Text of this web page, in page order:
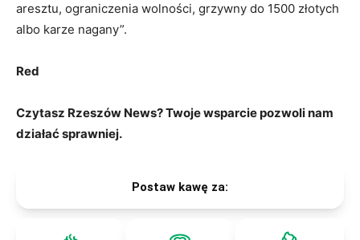
aresztu, ograniczenia wolności, grzywny do 1500 złotych
albo karze nagany”.
Red
Czytasz Rzeszów News? Twoje wsparcie pozwoli nam
działać sprawniej.
Postaw kawę za: